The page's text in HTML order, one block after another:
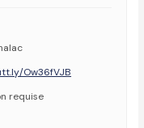
Ow36fVJB
requise